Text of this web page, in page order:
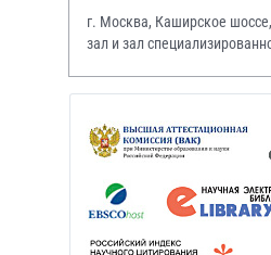
г. Москва, Каширское
зал и зал